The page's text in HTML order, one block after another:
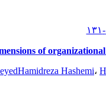
of
Hashemi،